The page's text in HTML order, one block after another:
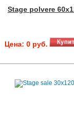
Stage polvere
Цена: 0 руб.